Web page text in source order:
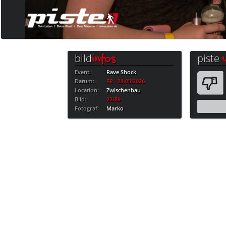
bildinfos
Event:
Rave Shock
Datum:
FR · 29.05.2026
Location:
Zwischenbau
Bild:
22/89
Fotograf:
Marko
piste